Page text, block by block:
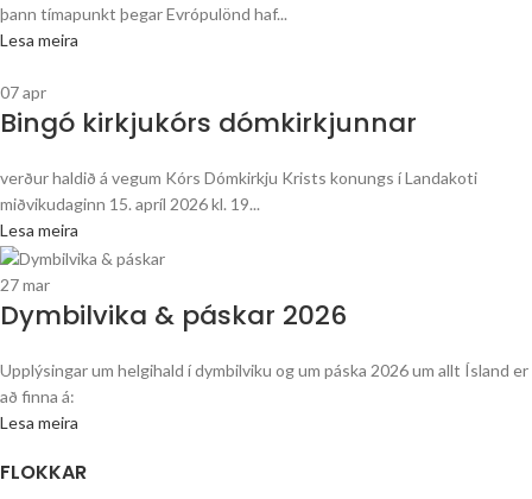
þann tímapunkt þegar Evrópulönd haf...
Lesa meira
07apr
Bingó kirkjukórs dómkirkjunnar
verður haldið á vegum Kórs Dómkirkju Krists konungs í Landakoti
miðvikudaginn 15. apríl 2026 kl. 19...
Lesa meira
27mar
Dymbilvika & páskar 2026
Upplýsingar um helgihald í dymbilviku og um páska 2026 um allt Ísland er
að finna á:
Lesa meira
FLOKKAR